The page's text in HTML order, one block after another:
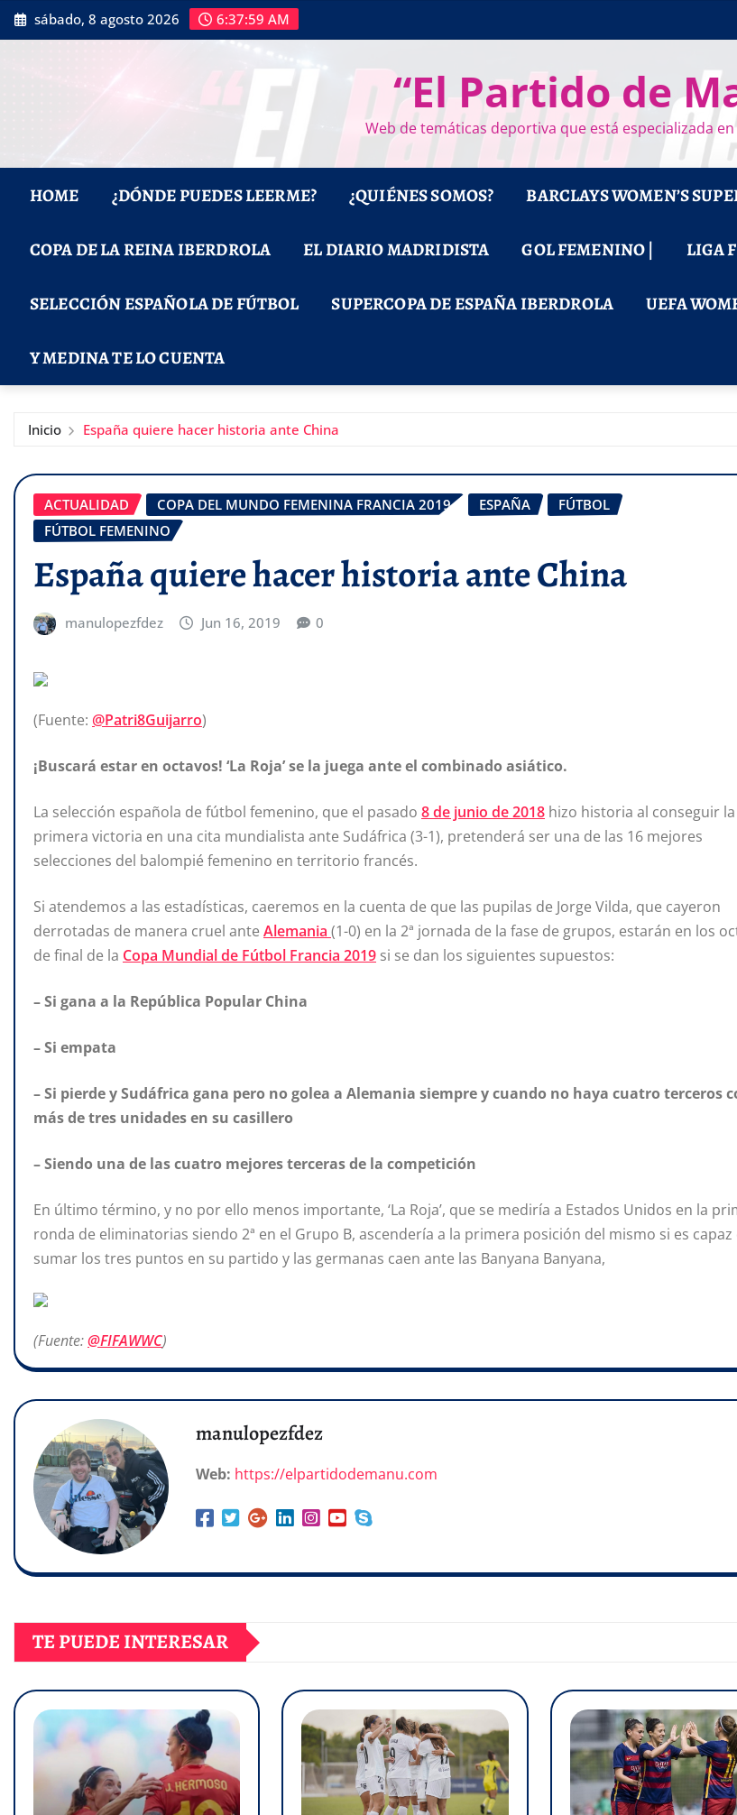
Saltar
al
sábado, 8 agosto 2026 6:38:01 AM
“El Partido de
Web de temáticas deportiva que está especializada
HOME ¿DÓNDE PUEDES LEERME? ¿QUIÉNES SOMOS? BARCLAYS WOMEN’S
COPA DE LA REINA IBERDROLA EL DIARIO MADRIDISTA GOL FEMENINO | LIGA
SELECCIÓN ESPAÑOLA DE FÚTBOL SUPERCOPA DE ESPAÑA IBERDROLA UEFA
Y MEDINA TE LO CUENTA
Inicio España quiere hacer historia ante China
ACTUALIDAD COPA DEL MUNDO FEMENINA FRANCIA 2019 ESPAÑA
FÚTBOL
FÚTBOL FEMENINO
España quiere hacer historia ante China
manulopezfdez Jun 16, 2019 0
(Fuente: @Patri8Guijarro)
¡Buscará estar en octavos! ‘La Roja’ se la juega ante el combinado asiático.
La selección española de fútbol femenino, que el pasado 8 de junio de 2018 hizo historia al conseguir la
primera victoria en una cita mundialista ante Sudáfrica (3-1), pretenderá ser una de las 16 mejores
selecciones del balompié femenino en territorio francés.
Si atendemos a las estadísticas, caeremos en la cuenta de que las pupilas de Jorge Vilda, que cayeron
derrotadas de manera cruel ante Alemania (1-0) en la 2ª jornada de la fase de grupos, estarán en los
de final de la Copa Mundial de Fútbol Francia 2019 si se dan los siguientes supuestos:
– Si gana a la República Popular China
– Si empata
– Si pierde y Sudáfrica gana pero no golea a Alemania siempre y cuando no haya cuatro terceros
más de tres unidades en su casillero
– Siendo una de las cuatro mejores terceras de la competición
En último término, y no por ello menos importante, ‘La Roja’, que se mediría a Estados Unidos en la
ronda de eliminatorias siendo 2ª en el Grupo B, ascendería a la primera posición del mismo si es capaz
sumar los tres puntos en su partido y las germanas caen ante las Banyana Banyana,
(Fuente:@FIFAWWC)
manulopezfdez
Web: https://elpartidodemanu.com
TE PUEDE INTERESAR